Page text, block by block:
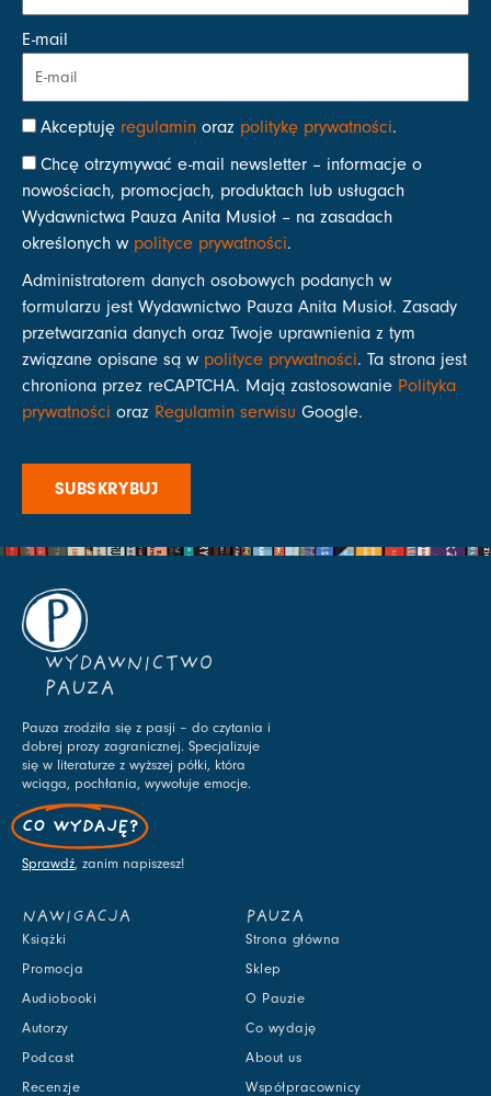
E-mail
Akceptuję regulamin oraz politykę prywatności.
Chcę otrzymywać e-mail newsletter – informacje o
nowościach, promocjach, produktach lub usługach
Wydawnictwa Pauza Anita Musioł – na zasadach
określonych w polityce prywatności.
Administratorem danych osobowych podanych w
formularzu jest Wydawnictwo Pauza Anita Musioł. Zasady
przetwarzania danych oraz Twoje uprawnienia z tym
związane opisane są w polityce prywatności. Ta strona jest
chroniona przez reCAPTCHA. Mają zastosowanie Polityka
prywatności oraz Regulamin serwisu Google.
SUBSKRYBUJ
WYDAWNICTWO
PAUZA
Pauza zrodziła się z pasji – do czytania i
dobrej prozy zagranicznej. Specjalizuje
się w literaturze z wyższej półki, która
wciąga, pochłania, wywołuje emocje.
CO WYDAJĘ?
Sprawdź, zanim napiszesz!
NAWIGACJA
Książki
Promocja
Audiobooki
Autorzy
Podcast
Recenzje
PAUZA
Strona główna
Sklep
O Pauzie
Co wydaję
About us
Współpracownicy